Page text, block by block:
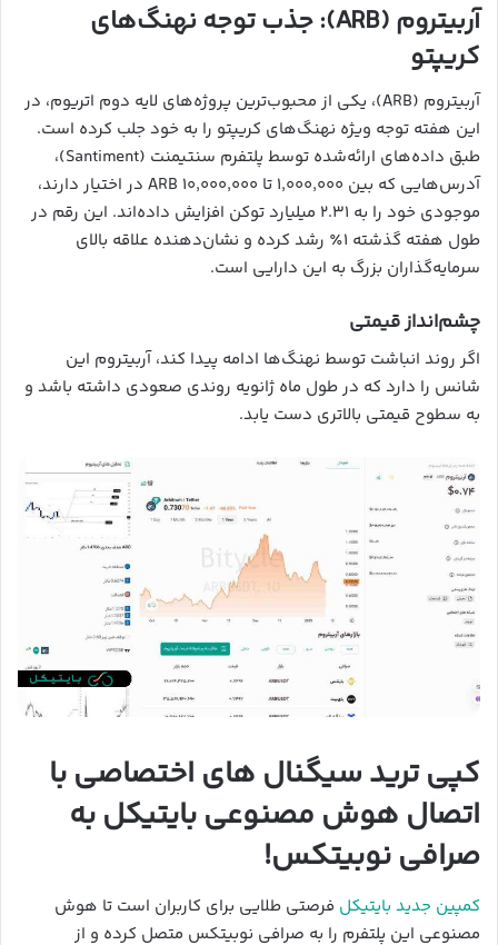
آربیتروم (ARB): جذب توجه نهنگ‌های
کریپتو
آربیتروم (ARB)، یکی از محبوب‌ترین پروژه‌های لایه دوم اتریوم، در
این هفته توجه ویژه نهنگ‌های کریپتو را به خود جلب کرده است.
طبق داده‌های ارائه‌شده توسط پلتفرم سنتیمنت (Santiment)،
آدرس‌هایی که بین ۱,۰۰۰,۰۰۰ تا ۱۰,۰۰۰,۰۰۰ ARB در اختیار دارند،
موجودی خود را به ۲.۳۱ میلیارد توکن افزایش داده‌اند. این رقم در
طول هفته گذشته ۱٪ رشد کرده و نشان‌دهنده علاقه بالای
سرمایه‌گذاران بزرگ به این دارایی است.
چشم‌انداز قیمتی
اگر روند انباشت توسط نهنگ‌ها ادامه پیدا کند، آربیتروم این
شانس را دارد که در طول ماه ژانویه روندی صعودی داشته باشد و
به سطوح قیمتی بالاتری دست یابد.
کپی ترید سیگنال های اختصاصی با
اتصال هوش مصنوعی بایتیکل به
صرافی نوبیتکس!
کمپین جدید بایتیکل فرصتی طلایی برای کاربران است تا هوش
مصنوعی این پلتفرم را به صرافی نوبیتکس متصل کرده و از